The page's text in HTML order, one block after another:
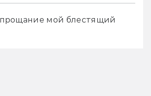
мой блестящий